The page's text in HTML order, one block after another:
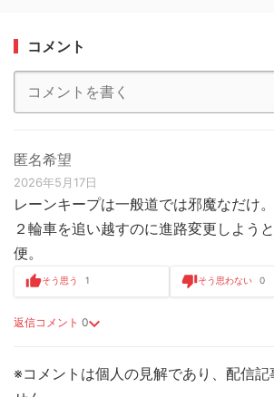
コメント
匿名希望
2026年5月17日
レーンキープは一般道では邪魔なだけ。
２輪車を追い越すのに進路変更しよう
便。
返信コメント 0
そう思う 1 そう思わない 0
※コメントは個人の見解であり、配信記